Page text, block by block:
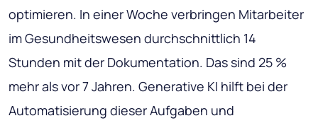
optimieren. In einer Woche verbringen Mitarbeiter
im Gesundheitswesen durchschnittlich 14
Stunden mit der Dokumentation. Das sind 25 %
mehr als vor 7 Jahren. Generative KI hilft bei der
Automatisierung dieser Aufgaben und